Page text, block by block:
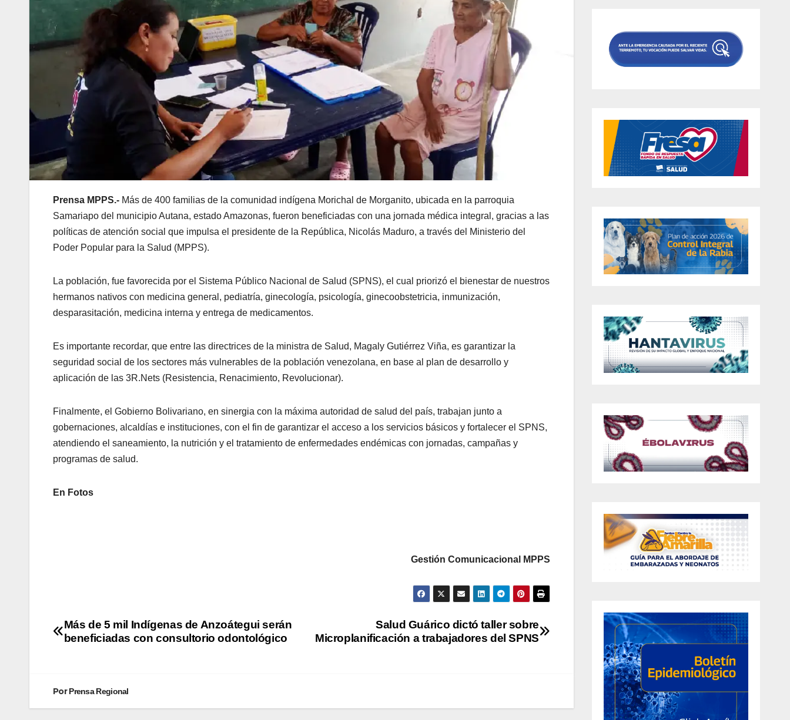
Prensa MPPS.- Más de 400 familias de la comunidad indígena Morichal de Morganito, ubicada en la parroquia
Samariapo del municipio Autana, estado Amazonas, fueron beneficiadas con una jornada médica integral, gracias a las
políticas de atención social que impulsa el presidente de la República, Nicolás Maduro, a través del Ministerio del
Poder Popular para la Salud (MPPS).
La población, fue favorecida por el Sistema Público Nacional de Salud (SPNS), el cual priorizó el bienestar de nuestros
hermanos nativos con medicina general, pediatría, ginecología, psicología, ginecoobstetricia, inmunización,
desparasitación, medicina interna y entrega de medicamentos.
Es importante recordar, que entre las directrices de la ministra de Salud, Magaly Gutiérrez Viña, es garantizar la
seguridad social de los sectores más vulnerables de la población venezolana, en base al plan de desarrollo y
aplicación de las 3R.Nets (Resistencia, Renacimiento, Revolucionar).
Finalmente, el Gobierno Bolivariano, en sinergia con la máxima autoridad de salud del país, trabajan junto a
gobernaciones, alcaldías e instituciones, con el fin de garantizar el acceso a los servicios básicos y fortalecer el SPNS,
atendiendo el saneamiento, la nutrición y el tratamiento de enfermedades endémicas con jornadas, campañas y
programas de salud.
En Fotos
Gestión Comunicacional MPPS
Salud Guárico dictó taller sobre
Microplanificación a trabajadores del SPNS
Más de 5 mil Indígenas de Anzoátegui serán
beneficiadas con consultorio odontológico
PorPrensa Regional